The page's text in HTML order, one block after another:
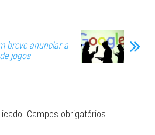
breve anunciar a
jogos
Campos obrigatórios